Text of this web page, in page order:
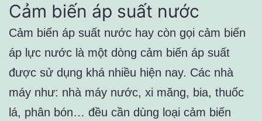
Cảm biến áp suất nước
Cảm biến áp suất nước hay còn gọi cảm biến
áp lực nước là một dòng cảm biến áp suất
được sử dụng khá nhiều hiện nay. Các nhà
máy như: nhà máy nước, xi măng, bia, thuốc
lá, phân bón… đều cần dùng loại cảm biến